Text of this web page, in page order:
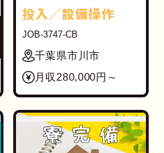
投入／設備操作
JOB-3747-CB
千葉県市川市
月収280,000円～